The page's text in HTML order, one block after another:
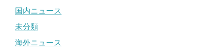
国内ニュース
未分類
海外ニュース